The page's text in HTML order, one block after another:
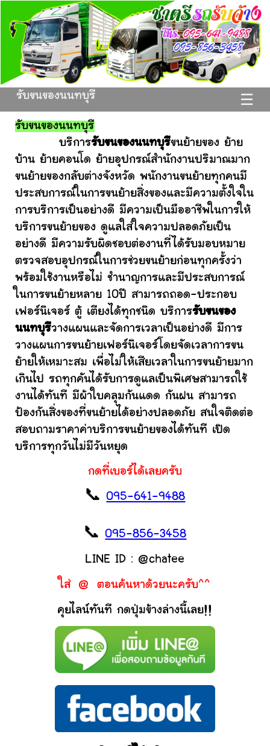
☰
รับขนของนนทบุรี
รับขนของนนทบุรี
บริการรับขนของนนทบุรีขนย้ายของ ย้าย
บ้าน ย้ายคอนโด ย้ายอุปกรณ์สำนักงานปริมาณมาก
ขนย้ายของกลับต่างจังหวัด พนักงานขนย้ายทุกคนมี
ประสบการณ์ในการขนย้ายสิ่งของและมีความตั้งใจใน
การบริการเป็นอย่างดี มีความเป็นมืออาชีพในการให้
บริการขนย้ายของ ดูแลใส่ใจความปลอดภัยเป็น
อย่างดี มีความรับผิดชอบต่องานที่ได้รับมอบหมาย
ตรวจสอบอุปกรณ์ในการช่วยขนย้ายก่อนทุกครั้งว่า
พร้อมใช้งานหรือไม่ ชำนาญการและมีประสบการณ์
ในการขนย้ายหลาย 10ปี สามารถถอด-ประกอบ
เฟอร์นิเจอร์ ตู้ เตียงได้ทุกชนิด บริการรับขนของ
นนทบุรีวางแผนและจัดการเวลาเป็นอย่างดี มีการ
วางแผนการขนย้ายเฟอร์นิเจอร์โดยจัดเวลาการขน
ย้ายให้เหมาะสม เพื่อไม่ให้เสียเวลาในการขนย้ายมาก
เกินไป รถทุกคันได้รับการดูแลเป็นพิเศษสามารถใช้
งานได้ทันที มีผ้าใบคลุมกันแดด กันฝน สามารถ
ป้องกันสิ่งของที่ขนย้ายได้อย่างปลอดภัย สนใจติดต่อ
สอบถามราคาค่าบริการขนย้ายของได้ทันที เปิด
บริการทุกวันไม่มีวันหยุด
กดที่เบอร์ได้เลยครับ
📞095-641-9488
📞095-856-3458
LINE ID : @chatee
ใส่ @ ตอนค้นหาด้วยนะครับ^^
คุยไลน์ทันที กดปุ่มข้างล่างนี้เลย!!